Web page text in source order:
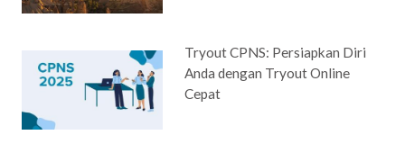
Tryout CPNS: Persiapkan Diri
Anda dengan Tryout Online
Cepat